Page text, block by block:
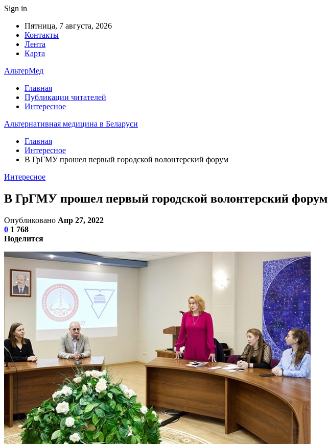
Sign in
Пятница, 7 августа, 2026
Контакты
Лента
Карта
АльтерМед
Главная
Публикации читателей
Интересное
Альтернативная медицина в Беларуси
Главная
Интересное
В ГрГМУ прошел первый городской волонтерский форум
Интересное
В ГрГМУ прошел первый городской волонтерский форум
Опубликовано Апр 27, 2022
0 1 768
Поделится